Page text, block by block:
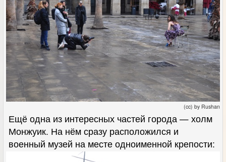
(cc) by Rushan
Ещё одна из интересных частей города — холм
Монжуик. На нём сразу расположился и
военный музей на месте одноименной крепости: